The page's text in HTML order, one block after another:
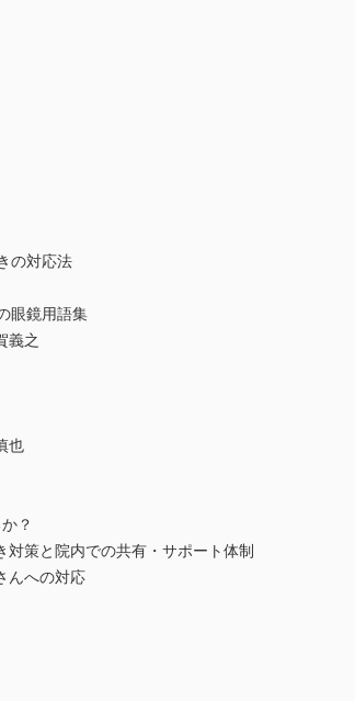
の対応法
眼鏡用語集
義之
也
？
策と院内での共有・サポート体制
んへの対応